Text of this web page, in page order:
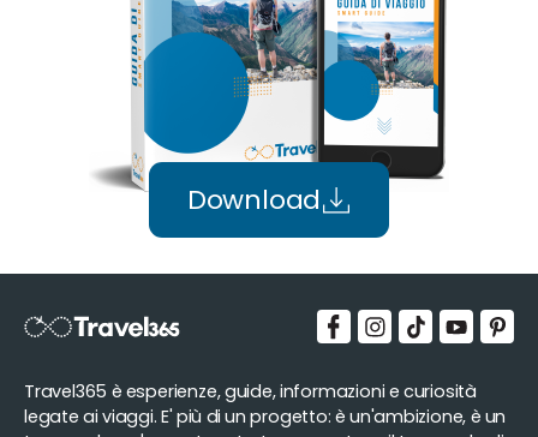
Download
Travel365 è esperienze, guide, informazioni e curiosità
legate ai viaggi. E' più di un progetto: è un'ambizione, è un